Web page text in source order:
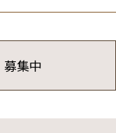
集中